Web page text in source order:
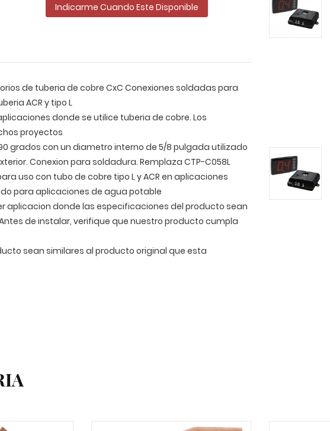
Indicarme Cuando Este Disponible
de tuberia de cobre CxC Conexiones soldadas para
ACR y tipo L
donde se utilice tuberia de cobre. Los
proyectos
grados con un diametro interno de 5/8 pulgada utilizado
Conexion para soldadura. Remplaza CTP-C058L
uso con tubo de cobre tipo L y ACR en aplicaciones
para aplicaciones de agua potable
aplicacion donde las especificaciones del producto sean
de instalar, verifique que nuestro producto cumpla
sean similares al producto original que esta